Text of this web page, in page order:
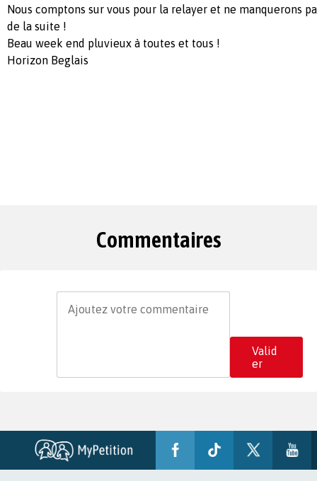
Nous comptons sur vous pour la relayer et ne manquerons
de la suite !
Beau week end pluvieux à toutes et tous !
Horizon Beglais
Commentaires
Valid
er